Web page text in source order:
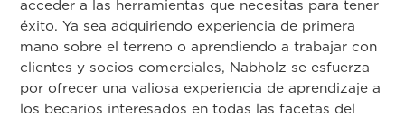
acceder a las herramientas que necesitas para tener
éxito. Ya sea adquiriendo experiencia de primera
mano sobre el terreno o aprendiendo a trabajar con
clientes y socios comerciales, Nabholz se esfuerza
por ofrecer una valiosa experiencia de aprendizaje a
los becarios interesados en todas las facetas del